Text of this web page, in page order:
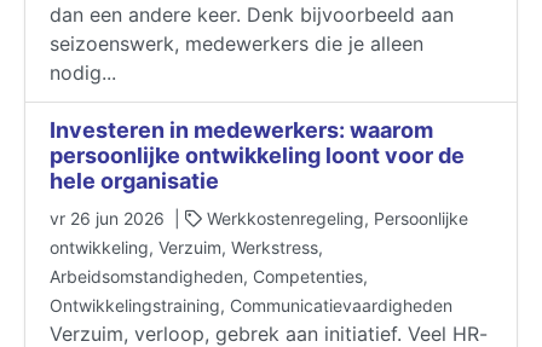
dan een andere keer. Denk bijvoorbeeld aan
seizoenswerk, medewerkers die je alleen
nodig...
Investeren in medewerkers: waarom
persoonlijke ontwikkeling loont voor de
hele organisatie
vr 26 jun 2026 |
Werkkostenregeling, Persoonlijke
ontwikkeling, Verzuim, Werkstress,
Arbeidsomstandigheden, Competenties,
Ontwikkelingstraining, Communicatievaardigheden
Verzuim, verloop, gebrek aan initiatief. Veel HR-